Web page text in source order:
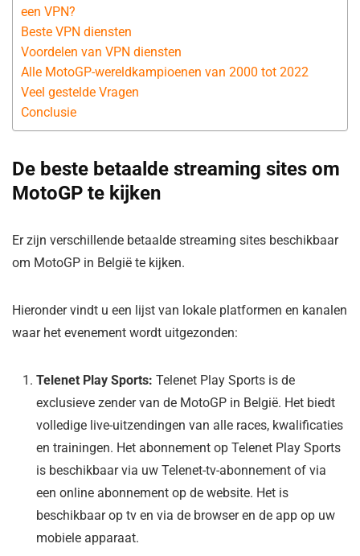
een VPN?
Beste VPN diensten
Voordelen van VPN diensten
Alle MotoGP-wereldkampioenen van 2000 tot 2022
Veel gestelde Vragen
Conclusie
De beste betaalde streaming sites om
MotoGP te kijken
Er zijn verschillende betaalde streaming sites beschikbaar
om MotoGP in België te kijken.
Hieronder vindt u een lijst van lokale platformen en kanalen
waar het evenement wordt uitgezonden:
Telenet Play Sports: Telenet Play Sports is de
exclusieve zender van de MotoGP in België. Het biedt
volledige live-uitzendingen van alle races, kwalificaties
en trainingen. Het abonnement op Telenet Play Sports
is beschikbaar via uw Telenet-tv-abonnement of via
een online abonnement op de website. Het is
beschikbaar op tv en via de browser en de app op uw
mobiele apparaat.